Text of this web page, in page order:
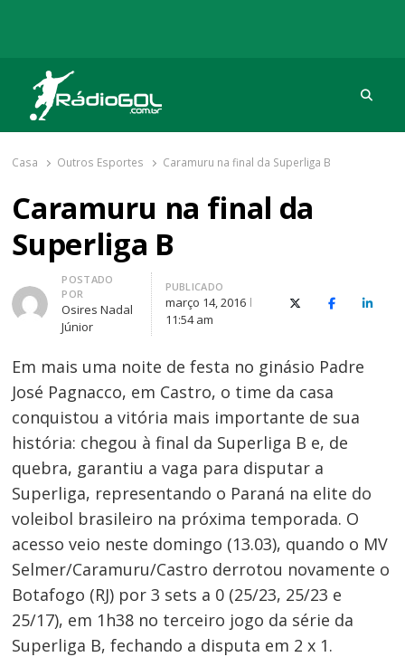
Rádio Gol
Há mais de 20 anos com as melhores coberturas
Casa Outros Esportes Caramuru na final da Superliga B
Caramuru na final da
Superliga B
Autor
POSTADO
POR
Osires Nadal
Júnior
PUBLICADO
março 14, 2016
11:54 am
X (Twitter)Facebook
O
Em mais uma noite de festa no ginásio Padre
José Pagnacco, em Castro, o time da casa
conquistou a vitória mais importante de sua
história: chegou à final da Superliga B e, de
quebra, garantiu a vaga para disputar a
Superliga, representando o Paraná na elite do
voleibol brasileiro na próxima temporada. O
acesso veio neste domingo (13.03), quando o MV
Selmer/Caramuru/Castro derrotou novamente o
Botafogo (RJ) por 3 sets a 0 (25/23, 25/23 e
25/17), em 1h38 no terceiro jogo da série da
Superliga B, fechando a disputa em 2 x 1.